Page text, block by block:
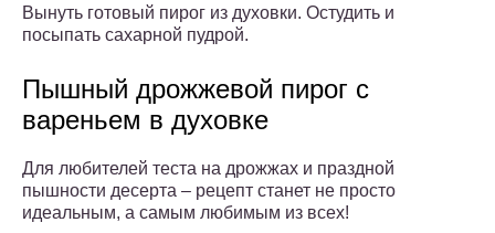
Вынуть готовый пирог из духовки. Остудить и
посыпать сахарной пудрой.
Пышный дрожжевой пирог с
вареньем в духовке
Для любителей теста на дрожжах и праздной
пышности десерта – рецепт станет не просто
идеальным, а самым любимым из всех!